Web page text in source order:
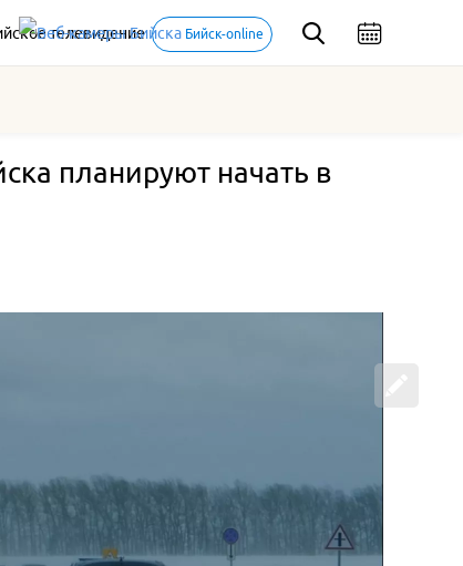
телевидение Бийск-online
планируют начать в